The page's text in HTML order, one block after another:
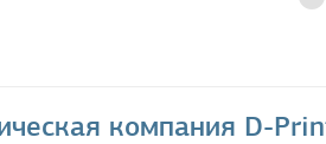
компания D-